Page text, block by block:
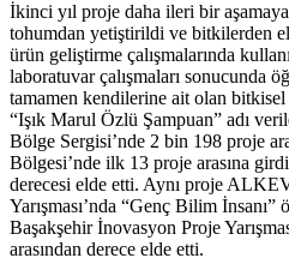
İkinci yıl proje daha ileri bir
tohumdan yetiştirildi ve bitkilerden
ürün geliştirme çalışmalarında
laboratuvar çalışmaları sonucunda
tamamen kendilerine ait olan
“Işık Marul Özlü Şampuan” adı
Bölge Sergisi’nde 2 bin 198 proje
Bölgesi’nde ilk 13 proje arasına
derecesi elde etti. Aynı proje
Yarışması’nda “Genç Bilim
Başakşehir İnovasyon Proje
arasından derece elde etti.